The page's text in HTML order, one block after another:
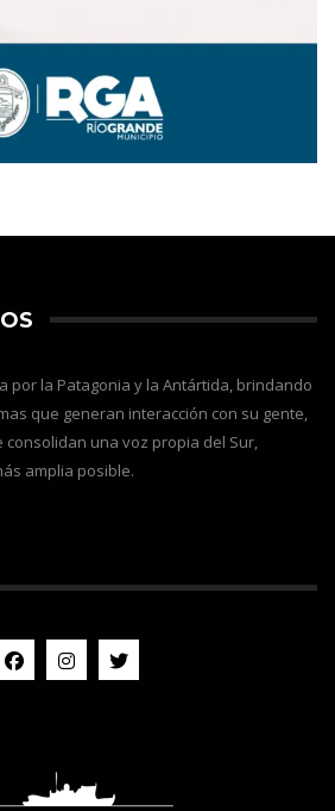
por la Patagonia y la Antártida, brindando
que generan interacción con su gente,
una voz propia del Sur,
amplia posible.